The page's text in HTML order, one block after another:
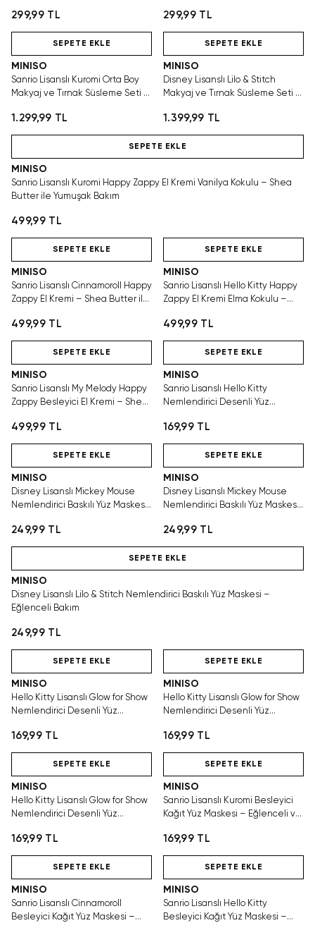
299,99 TL 299,99 TL
SEPETE EKLE
MINISO
Sanrio Lisanslı Kuromi Orta Boy
Makyaj ve Tırnak Süsleme Seti –
1.299,99 TL
SEPETE EKLE
MINISO
Disney Lisanslı Lilo & Stitch
Makyaj ve Tırnak Süsleme Seti –
1.399,99 TL
SEPETE EKLE
MINISO
Sanrio Lisanslı Kuromi Happy Zappy El Kremi Vanilya Kokulu – Shea
Butter ile Yumuşak Bakım
499,99 TL
SEPETE EKLE
MINISO
Sanrio Lisanslı Cinnamoroll Happy
Zappy El Kremi – Shea Butter ile
499,99 TL
SEPETE EKLE
MINISO
Sanrio Lisanslı Hello Kitty Happy
Zappy El Kremi Elma Kokulu –
499,99 TL
SEPETE EKLE
MINISO
Sanrio Lisanslı My Melody Happy
Zappy Besleyici El Kremi – Shea
499,99 TL
SEPETE EKLE
MINISO
Sanrio Lisanslı Hello Kitty
Nemlendirici Desenli Yüz
Bakım
169,99 TL
SEPETE EKLE
MINISO
Disney Lisanslı Mickey Mouse
Nemlendirici Baskılı Yüz Maskesi
249,99 TL
SEPETE EKLE
MINISO
Disney Lisanslı Mickey Mouse
Nemlendirici Baskılı Yüz Maskesi
249,99 TL
SEPETE EKLE
MINISO
Disney Lisanslı Lilo & Stitch Nemlendirici Baskılı Yüz Maskesi –
Eğlenceli Bakım
249,99 TL
SEPETE EKLE
MINISO
Hello Kitty Lisanslı Glow for Show
Nemlendirici Desenli Yüz
169,99 TL
SEPETE EKLE
MINISO
Hello Kitty Lisanslı Glow for Show
Nemlendirici Desenli Yüz
169,99 TL
SEPETE EKLE
MINISO
Hello Kitty Lisanslı Glow for Show
Nemlendirici Desenli Yüz
169,99 TL
SEPETE EKLE
MINISO
Sanrio Lisanslı Kuromi Besleyici
Kağıt Yüz Maskesi – Eğlenceli ve
169,99 TL
SEPETE EKLE
MINISO
Sanrio Lisanslı Cinnamoroll
Besleyici Kağıt Yüz Maskesi –
SEPETE EKLE
MINISO
Sanrio Lisanslı Hello Kitty
Besleyici Kağıt Yüz Maskesi –